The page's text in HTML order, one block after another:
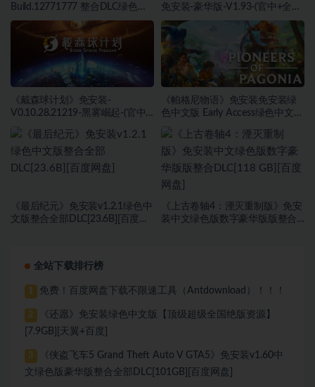
Build.12771777 整合DLC绿色中
文版[27.45 GB][百度网盘]
免安装-豪华版-V1.93-(官中+全
DLC+原声音乐)-支持手柄绿色中
文版[15.75 GB][百度网盘]
《戴森球计划》免安装-
V0.10.28.21219-黑雾崛起-(官中)
《帕格尼物语》免安装免安装绿
色中文版 Early Access绿色中文版
《最后纪元》免安装v1.2.1绿色中
文版整合全部DLC[23.6B][百度网
《上古卷轴4：湮灭重制版》免安
装中文绿色版数字豪华版版整合
全站下载排行榜
1 免费！百度网盘下载不限速工具（Antdownload）！！！
2
《还愿》免安装绿色中文版【顶级超级全国绝版资源】
[7.9GB][天翼+百度]
3
《侠盗飞车5 Grand Theft Auto V GTA5》免安装v1.60中
文绿色版豪华版整合全部DLC[101GB][百度网盘]